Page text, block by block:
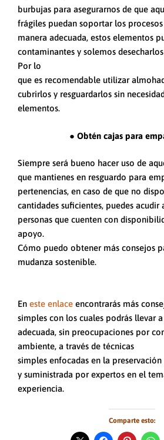
burbujas para asegurarnos de que
frágiles puedan soportar los
manera adecuada, estos elementos
contaminantes y solemos
Por lo
que es recomendable utilizar
cubrirlos y resguardarlos sin
elementos.
● Obtén cajas para
Siempre será bueno hacer uso de
que mantienes en resguardo para
pertenencias, en caso de que no
cantidades suficientes, puedes acudir
personas que cuenten con
apoyo.
Cómo puedo obtener más consejos
mudanza sostenible.
En este enlace encontrarás más
simples con los cuales podrás llevar
adecuada, sin preocupaciones por
ambiente, a través de técnicas
simples enfocadas en la
y suministrada por expertos en el
experiencia.
Comparte esto: